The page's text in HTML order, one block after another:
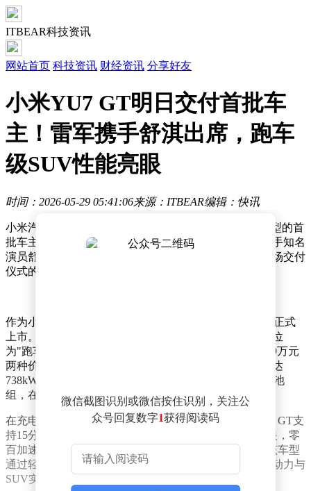
ITBEAR科技资讯
网站首页 科技资讯 财经资讯 分享好友
小米YU7 GT明日交付首批车
主！雷军携手舒淇出席，跑车
级SUV性能亮眼
时间：2026-05-29 05:41:06来源：ITBEAR编辑：快讯
小米汽车正式宣布，将于明日上午10:30启动YU7 GT车型的首
批车主交付仪式。活动现场将由小米科技创始人雷军携手知名
演员舒淇共同完成新车交付环节，官方同步发布此前多场交付
仪式的精彩画面集锦。
作为小米汽车最新推出的性能旗舰，YU7 GT于5月21日正式
上市。该车型搭载全新一代超级电机V8s EVO，官方定位
为"跑车级SUV"，提供标准版38.99万元与大满配版42.99万元
两种价格选择。核心性能参数方面，新车最大输出功率达
738kW，峰值马力突破1003匹，配合101.7kWh三元锂电池
组，在CLTC工况下可实现705公里续航里程。
在充电效率方面，基于897V碳化硅高压平台打造，YU7 GT支
持15分钟快速补能570公里。车辆动态性能表现同样亮眼，零
百加速时间仅需2.92秒，最高时速可达300公里/小时。该车型
通过轻量化车身设计与空气动力学优化，实现了超跑级动力与
SUV实用性的完美融合。
微信截图识别或微信按住识别，关注公
众号回复数字1获得阅读码